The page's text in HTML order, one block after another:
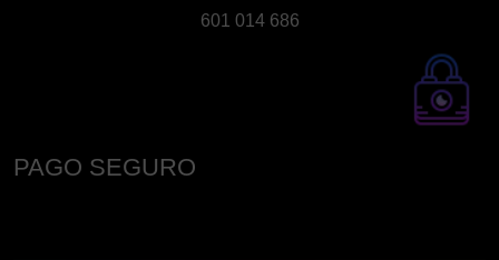
601 014 686
PAGO SEGURO